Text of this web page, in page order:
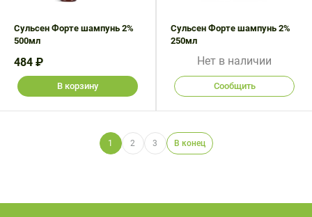
Сульсен Форте шампунь 2%
500мл
484 ₽
В корзину
Сульсен Форте шампунь 2%
250мл
Нет в наличии
Сообщить
1 2 3 В конец